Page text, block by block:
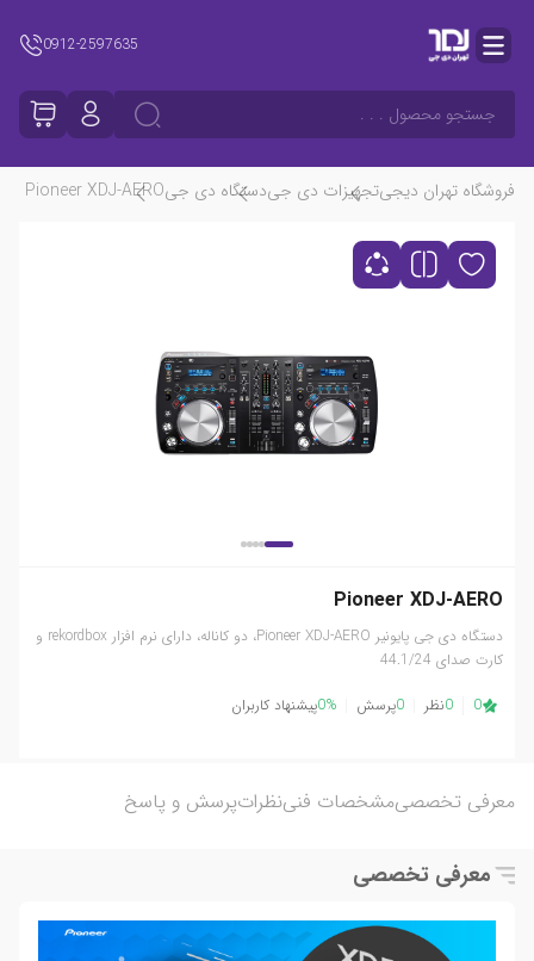
0912-2597635
جستجو محصول . . .
فروشگاه تهران دیجیتجهیزات دی جیدستگاه دی جیPioneer XDJ-AERO
Pioneer XDJ-AERO
دستگاه دی جی پایونیر Pioneer XDJ-AERO، دو کاناله، دارای نرم افزار rekordbox و
کارت صدای 44.1/24
0
0نظر 0پرسش 0%پیشنهاد کاربران
معرفی تخصصیمشخصات فنینظراتپرسش و پاسخ
معرفی تخصصی